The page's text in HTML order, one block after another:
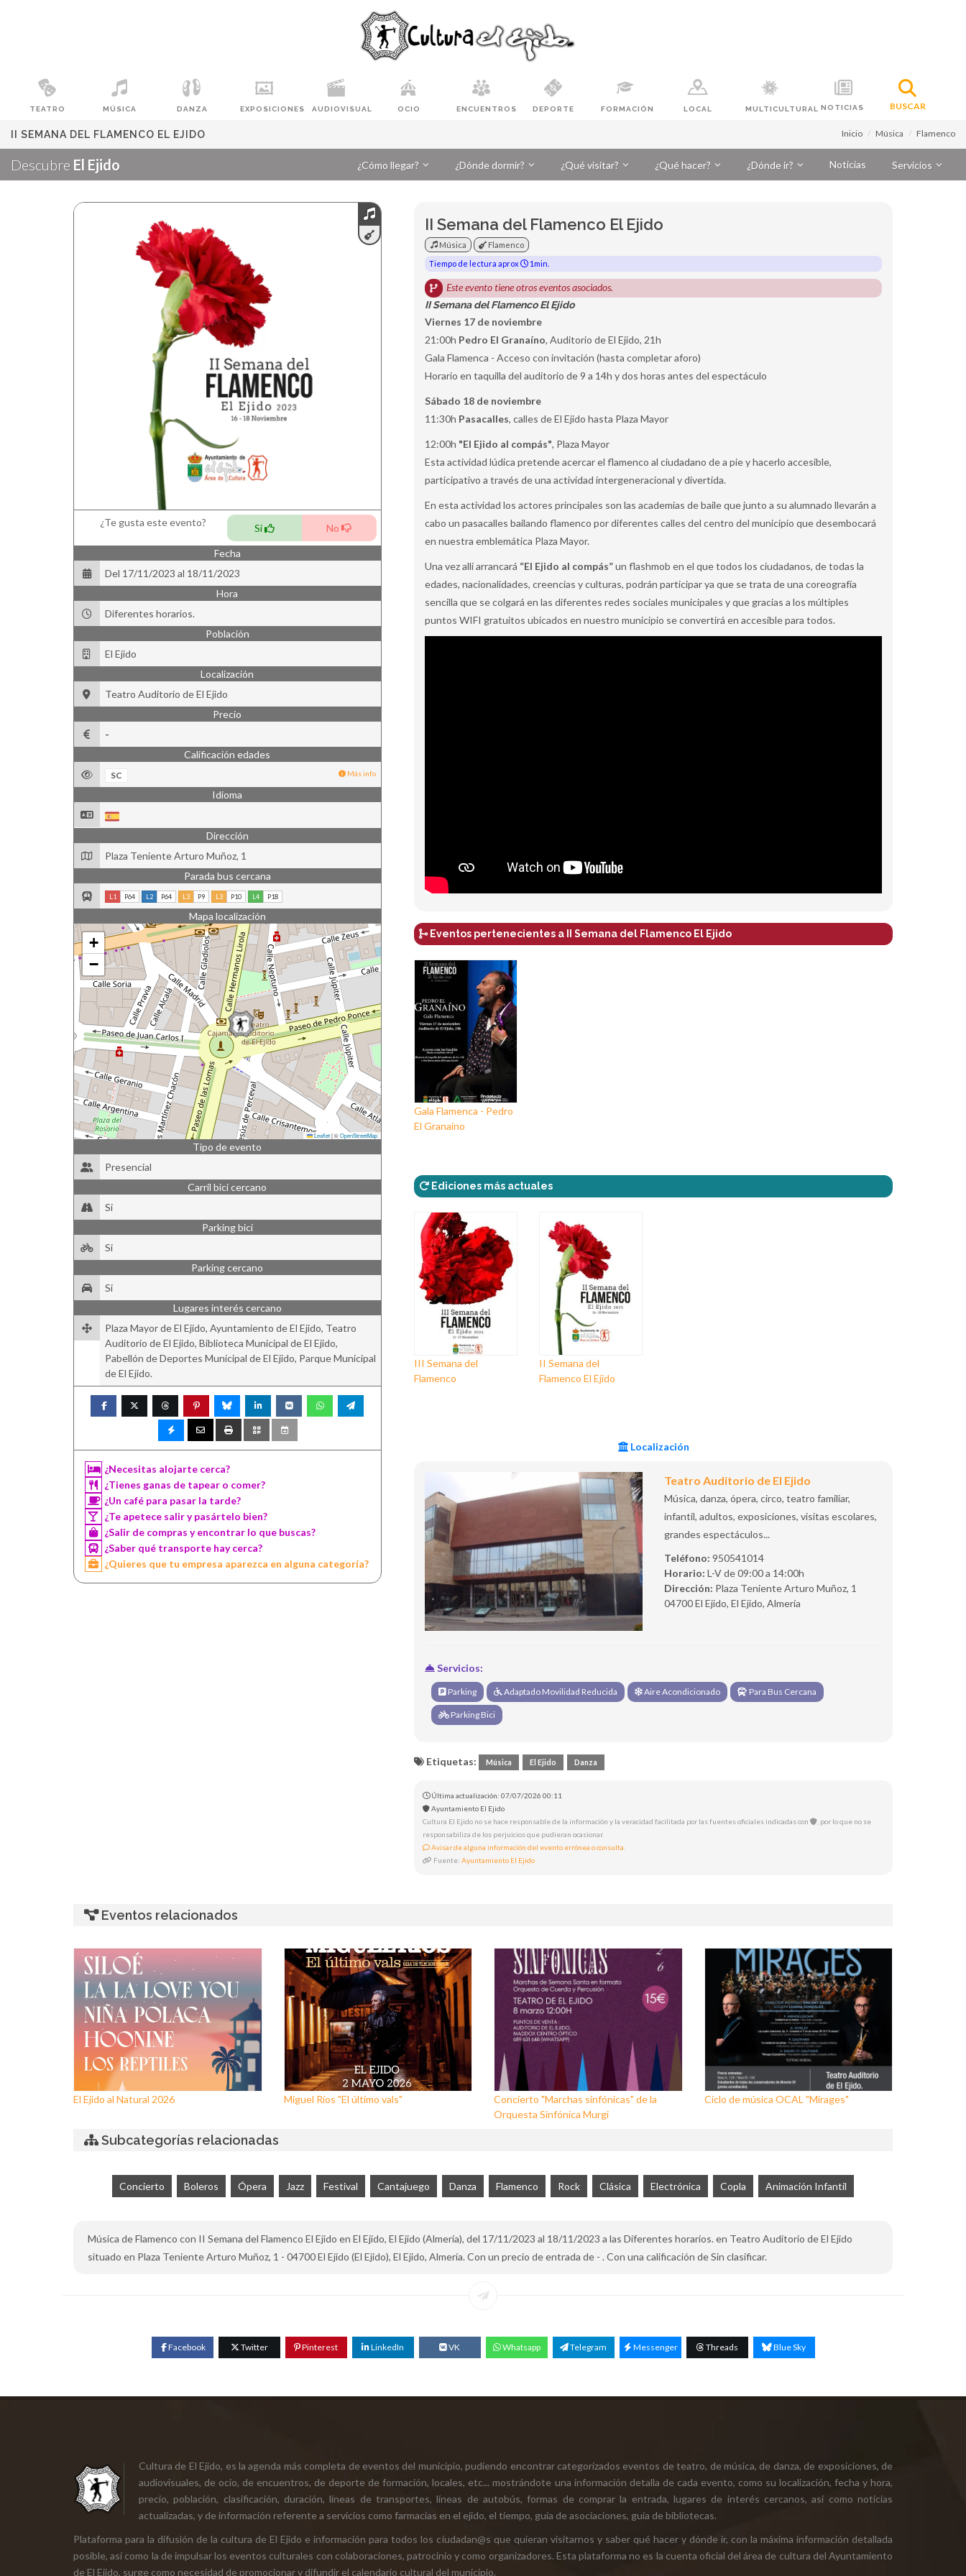
TEATRO MÚSICA DANZA EXPOSICIONES AUDIOVISUAL OCIO ENCUENTROS DEPORTE FORMACIÓN LOCAL MULTICULTURAL NOTICIAS BUSCAR
II SEMANA DEL FLAMENCO EL EJIDO Inicio Música Flamenco
Descubre El Ejido ¿Cómo llegar? ¿Dónde dormir? ¿Qué visitar? ¿Qué hacer? ¿Dónde ir? Noticias Servicios
¿Te gusta este evento? Si No
Fecha
Del 17/11/2023 al 18/11/2023
Hora
Diferentes horarios.
Población
El Ejido
Localización
Teatro Auditorio de El Ejido
Precio
-
Calificación edades
SC Más info
Idioma
Dirección
Plaza Teniente Arturo Muñoz, 1
Parada bus cercana
L1 P64 L2 P64 L3 P9 L3 P10 L4 P18
Mapa localización
+
−
Leaflet |©OpenStreetMap
Tipo de evento
Presencial
Carril bici cercano
Si
Parking bici
Si
Parking cercano
Si
Lugares interés cercano
Plaza Mayor de El Ejido, Ayuntamiento de El Ejido, Teatro
Auditorio de El Ejido, Biblioteca Municipal de El Ejido,
Pabellón de Deportes Municipal de El Ejido, Parque Municipal
de El Ejido.
¿Necesitas alojarte cerca?
¿Tienes ganas de tapear o comer?
¿Un café para pasar la tarde?
¿Te apetece salir y pasártelo bien?
¿Salir de compras y encontrar lo que buscas?
¿Saber qué transporte hay cerca?
¿Quieres que tu empresa aparezca en alguna categoría?
II Semana del Flamenco El Ejido
Música
Flamenco
Tiempo de lectura aprox
1min.
Este evento tiene otros eventos asociados.
II Semana del Flamenco El Ejido
Viernes 17 de noviembre
21:00h Pedro El Granaíno, Auditorio de El Ejido, 21h
Gala Flamenca - Acceso con invitación (hasta completar aforo)
Horario en taquilla del auditorio de 9 a 14h y dos horas antes del espectáculo
Sábado 18 de noviembre
11:30h Pasacalles, calles de El Ejido hasta Plaza Mayor
12:00h "El Ejido al compás", Plaza Mayor
Esta actividad lúdica pretende acercar el flamenco al ciudadano de a pie y hacerlo accesible,
participativo a través de una actividad intergeneracional y divertida.
En esta actividad los actores principales son las academias de baile que junto a su alumnado llevarán a
cabo un pasacalles bailando flamenco por diferentes calles del centro del municipio que desembocará
en nuestra emblemática Plaza Mayor.
Una vez allí arrancará “El Ejido al compás”un flashmob en el que todos los ciudadanos, de todas la
edades, nacionalidades, creencias y culturas, podrán participar ya que se trata de una coreografía
sencilla que se colgará en las diferentes redes sociales municipales y que gracias a los múltiples
puntos WIFI gratuitos ubicados en nuestro municipio se convertirá en accesible para todos.
Eventos pertenecientes a II Semana del Flamenco El Ejido
Gala Flamenca - Pedro
El Granaíno
Ediciones más actuales
III Semana del
Flamenco
II Semana del
Flamenco El Ejido
Localización
Teatro Auditorio de El Ejido
Música, danza, ópera, circo, teatro familiar,
infantil, adultos, exposiciones, visitas escolares,
grandes espectáculos...
Teléfono:950541014
Horario:L-V de 09:00 a 14:00h
Dirección: Plaza Teniente Arturo Muñoz, 1
04700 El Ejido, El Ejido, Almería
Servicios:
Parking Adaptado Movilidad Reducida Aire Acondicionado Para Bus Cercana
Parking Bici
Etiquetas: Música El Ejido Danza
Última actualización: 07/07/2026 00:11
Ayuntamiento El Ejido
Cultura El Ejido no se hace responsable de la información y la veracidad facilitada por las fuentes oficiales indicadas con
, por lo que no se
responsabiliza de los perjuicios que pudieran ocasionar.
Avisar de alguna información del evento errónea o consulta.
Fuente:Ayuntamiento El Ejido
Eventos relacionados
El Ejido al Natural 2026 Miguel Ríos "El último vals"
Concierto "Marchas sinfónicas" de la
Orquesta Sinfónica Murgi
Ciclo de música OCAL "Mirages"
Subcategorías relacionadas
Concierto Boleros Ópera Jazz Festival Cantajuego Danza Flamenco Rock Clásica Electrónica Copla Animación Infantil
Música de Flamenco con II Semana del Flamenco El Ejido en El Ejido, El Ejido (Almería), del 17/11/2023 al 18/11/2023 a las Diferentes horarios. en Teatro Auditorio de El Ejido
situado en Plaza Teniente Arturo Muñoz, 1 - 04700 El Ejido (El Ejido), El Ejido, Almería. Con un precio de entrada de - . Con una calificación de Sin clasificar.
Facebook Twitter Pinterest LinkedIn VK Whatsapp Telegram Messenger Threads Blue Sky
Cultura de El Ejido, es la agenda más completa de eventos del municipio, pudiendo encontrar categorizados eventos de teatro, de música, de danza, de exposiciones, de
audiovisuales, de ocio, de encuentros, de deporte de formación, locales, etc... mostrándote una información detalla de cada evento, como su localización, fecha y hora,
precio, población, clasificación, duración, líneas de transportes, líneas de autobús, formas de comprar la entrada, lugares de interés cercanos, así como noticias
actualizadas, y de información referente a servicios como farmacias en el ejido, el tiempo, guía de asociaciones, guía de bibliotecas.
Plataforma para la difusión de la cultura de El Ejido e información para todos los ciudadan@s que quieran visitarnos y saber qué hacer y dónde ir, con la máxima información detallada
posible, así como la de impulsar los eventos culturales con colaboraciones, patrocinio y como organizadores. Esta plataforma no es la cuenta oficial del área de cultura del Ayuntamiento
de El Ejido, surge como necesidad de promocionar y difundir el calendario cultural del municipio.